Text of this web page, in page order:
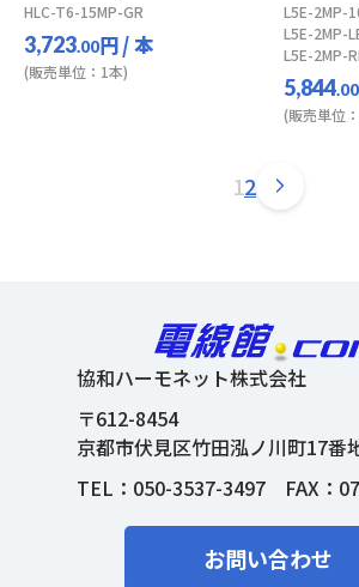
HLC-T6-15MP-GR
3,723.00円/ 本
(販売単位：1本)
L5E-2MP-
L5E-2MP-
L5E-2MP-
5,844.00
(販売単位
12
協和ハーモネット株式会社
〒612-8454
京都市伏見区竹田泓ノ川町17番
TEL： 050-3537-3497FAX：
お問い合わせ